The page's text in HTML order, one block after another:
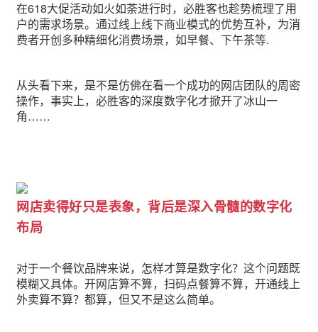
在618大促活动如火如荼进行时，必胜客也趁势梳理了用
户的需求场景。通过线上线下商业模式的优势互补，为消
费者开创多种精细化消费场景，如早餐、下午茶等.
从头看下来，是不是仿佛在看一个成功的网店团队的周密
操作，事实上，必胜客的深度数字化才掀开了冰山一
角……
网店卖得好只是表象，背后是深入骨髓的数字化
布局
对于一个餐饮品牌来说，怎样才算是数字化？这个问题既
模糊又具体。开网店算不算，扫码点餐算不算，开通线上
外卖算不算？都算，但又不是这么简单。